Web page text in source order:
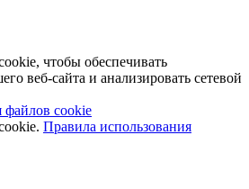
чтобы обеспечивать
веб-сайта и анализировать сетевой
файлов cookie
Правила использования